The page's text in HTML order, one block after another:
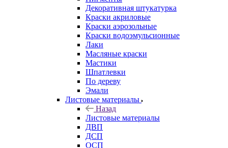
Декоративная штукатурка
Краски акриловые
Краски аэрозольные
Краски водоэмульсионные
Лаки
Масляные краски
Мастики
Шпатлевки
По дереву
Эмали
Листовые материалы
Назад
Листовые материалы
ДВП
ДСП
ОСП